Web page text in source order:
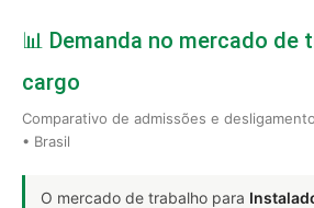
📊 Demanda no mercado de
cargo
Comparativo de admissões e
• Brasil
O mercado de trabalho para